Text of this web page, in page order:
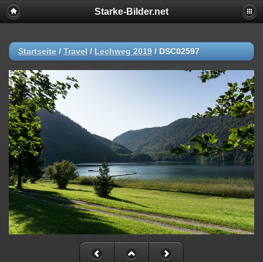
Starke-Bilder.net
Startseite / Travel / Lechweg 2019 / DSC02597